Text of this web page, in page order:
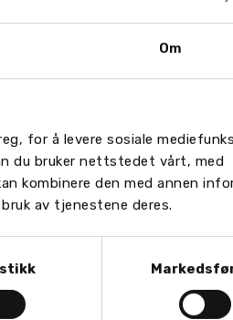
Om
for å levere sosiale
du bruker nettstedet vårt, med
kombinere den med annen
av tjenestene deres.
km. Stasjonsvognen
regnsensor og
mer om Toyota Pluss
utstyr. Vi har nettopp
og det lyse skinn
og enklere. Premium utstyr